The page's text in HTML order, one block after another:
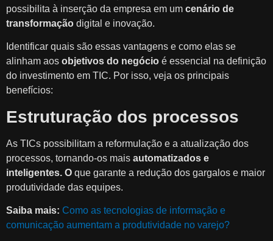
possibilita à inserção da empresa em um cenário de
transformação digital e inovação.
Identificar quais são essas vantagens e como elas se
alinham aos objetivos do negócio é essencial na definição
do investimento em TIC. Por isso, veja os principais
benefícios:
Estruturação dos processos
As TICs possibilitam a reformulação e a atualização dos
processos, tornando-os mais automatizados e
inteligentes. O que garante a redução dos gargalos e maior
produtividade das equipes.
Saiba mais: Como as tecnologias de informação e
comunicação aumentam a produtividade no varejo?